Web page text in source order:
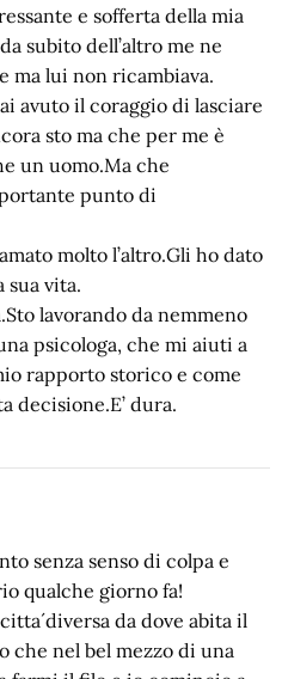
e sofferta della mia
subito dell’altro me ne
ma lui non ricambiava.
avuto il coraggio di lasciare
sto ma che per me è
un uomo.Ma che
punto di
molto l’altro.Gli ho dato
sua vita.
lavorando da nemmeno
psicologa, che mi aiuti a
rapporto storico e come
decisione.E’ dura.
senza senso di colpa e
qualche giorno fa!
da dove abita il
che nel bel mezzo di una